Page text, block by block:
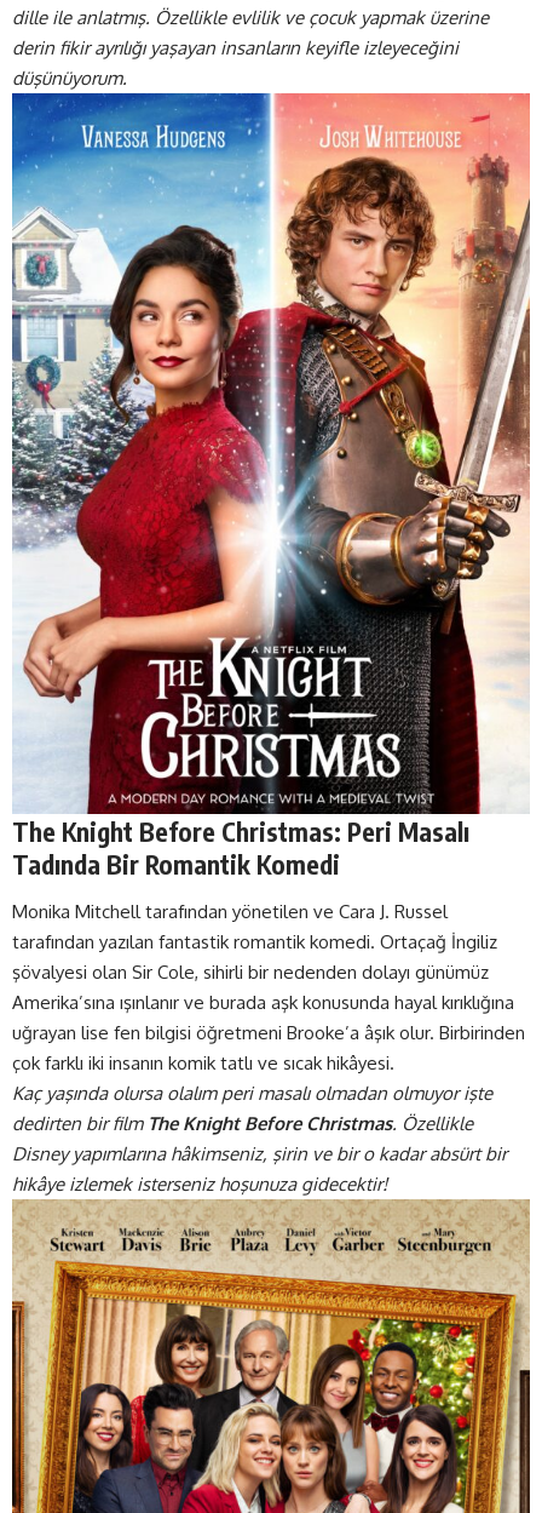
dille ile anlatmış. Özellikle evlilik ve çocuk yapmak üzerine
derin fikir ayrılığı yaşayan insanların keyifle izleyeceğini
düşünüyorum.
The Knight Before Christmas: Peri Masalı
Tadında Bir Romantik Komedi
Monika Mitchell tarafından yönetilen ve Cara J. Russel
tarafından yazılan fantastik romantik komedi. Ortaçağ İngiliz
şövalyesi olan Sir Cole, sihirli bir nedenden dolayı günümüz
Amerika’sına ışınlanır ve burada aşk konusunda hayal kırıklığına
uğrayan lise fen bilgisi öğretmeni Brooke’a âşık olur. Birbirinden
çok farklı iki insanın komik tatlı ve sıcak hikâyesi.
Kaç yaşında olursa olalım peri masalı olmadan olmuyor işte
dedirten bir film The Knight Before Christmas. Özellikle
Disney yapımlarına hâkimseniz, şirin ve bir o kadar absürt bir
hikâye izlemek isterseniz hoşunuza gidecektir!